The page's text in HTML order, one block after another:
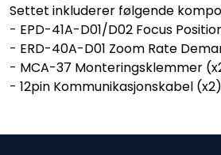
Settet inkluderer følgende
- EPD-41A-D01/D02 Focus
- ERD-40A-D01 Zoom Rate
- MCA-37 Monteringsklemmer
- 12pin Kommunikasjonskabel (x2)